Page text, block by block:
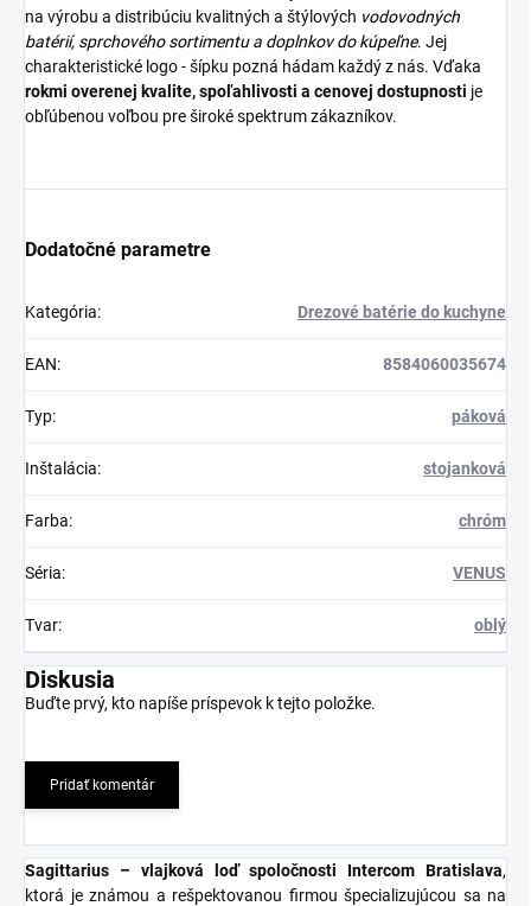
na výrobu a distribúciu kvalitných a štýlových vodovodných
batérií,sprchového sortimentua doplnkov do kúpeľne. Jej
charakteristické logo - šípku pozná hádam každý z nás. Vďaka
rokmi overenej kvalite, spoľahlivosti a cenovej dostupnosti je
obľúbenou voľbou pre široké spektrum zákazníkov.
Dodatočné parametre
Kategória: Drezové batérie do kuchyne
EAN: 8584060035674
Typ: páková
Inštalácia: stojanková
Farba: chróm
Séria: VENUS
Tvar: oblý
Diskusia
Buďte prvý, kto napíše príspevok k tejto položke.
Pridať komentár
Sagittarius – vlajková loď spoločnosti Intercom Bratislava,
ktorá je známou a rešpektovanou firmou špecializujúcou sa na